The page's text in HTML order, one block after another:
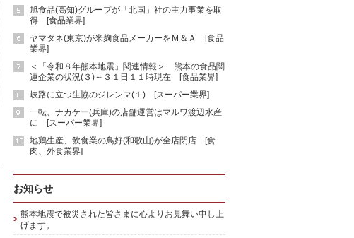
旭食品(高知)グループが「北国」社の主力事業を取
得 [食品業界]
ヤマタネ(東京)が米麹食品メーカーをＭ＆Ａ [食品
業界]
＜「令和８年熊本地震」関連情報＞ 熊本の食品関
連企業の状況(３)～３１日１１時現在 [食品業界]
岐路に立つ生協のジレンマ(１) [スーパー業界]
一転、ナカケー(兵庫)の店舗運営はマルワ渡辺水産
に [スーパー業界]
地鶏生産、飲食業の鳥好(和歌山)が全店閉店 [食
肉、外食業界]
お知らせ
熊本地震で被災された皆さまに心よりお見舞い申し上
げます。